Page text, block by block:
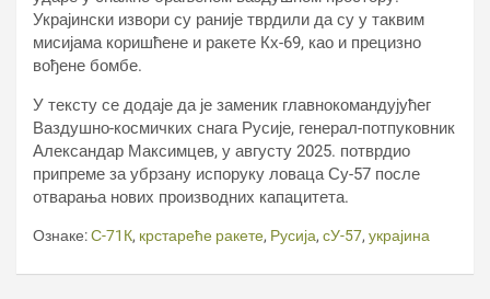
Украјински извори су раније тврдили да су у таквим
мисијама коришћене и ракете Кх-69, као и прецизно
вођене бомбе.
У тексту се додаје да је заменик главнокомандујућег
Ваздушно-космичких снага Русије, генерал-потпуковник
Александар Максимцев, у августу 2025. потврдио
припреме за убрзану испоруку ловаца Су-57 после
отварања нових производних капацитета.
Ознаке:С-71К, крстареће ракете, Русија, сУ-57, украјина